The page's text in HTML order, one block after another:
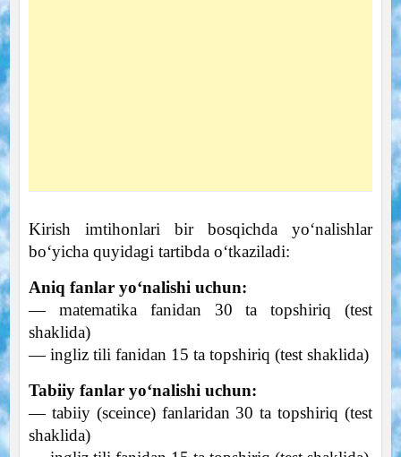
Kirish imtihonlari bir bosqichda yo‘nalishlar
bo‘yicha quyidagi tartibda o‘tkaziladi:
Aniq fanlar yo‘nalishi uchun:
— matematika fanidan 30 ta topshiriq (test
shaklida)
— ingliz tili fanidan 15 ta topshiriq (test shaklida)
Tabiiy fanlar yo‘nalishi uchun:
— tabiiy (sceince) fanlaridan 30 ta topshiriq (test
shaklida)